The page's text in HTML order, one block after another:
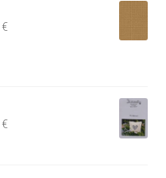
€Aktueller
€Aktueller